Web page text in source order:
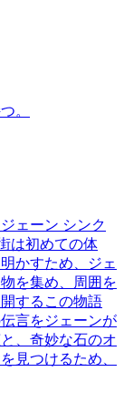
。
ェーン シンク
は初めての体
かすため、ジェ
を集め、周囲を
するこの物語
言をジェーンが
、奇妙な石のオ
見つけるため、